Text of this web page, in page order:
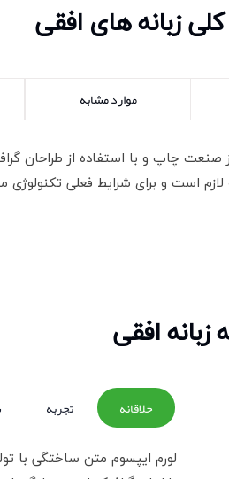
زبانه های افقی
موارد مشابه
صنعت چاپ و با استفاده از طراحان
است و برای شرایط فعلی تکنولوژی
زبانه افقی
خلاقانه تجربه
لورم ایپسوم متن ساختگی با